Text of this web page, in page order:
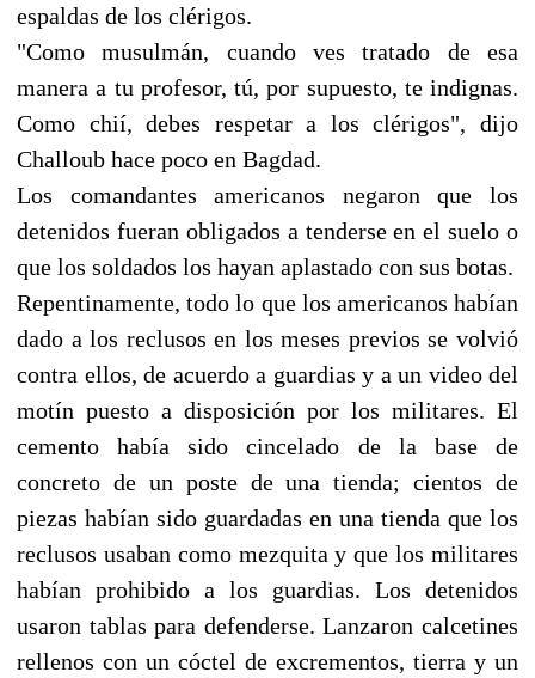
espaldas de los clérigos.
"Como musulmán, cuando ves tratado de esa
manera a tu profesor, tú, por supuesto, te indignas.
Como chií, debes respetar a los clérigos", dijo
Challoub hace poco en Bagdad.
Los comandantes americanos negaron que los
detenidos fueran obligados a tenderse en el suelo o
que los soldados los hayan aplastado con sus botas.
Repentinamente, todo lo que los americanos habían
dado a los reclusos en los meses previos se volvió
contra ellos, de acuerdo a guardias y a un video del
motín puesto a disposición por los militares. El
cemento había sido cincelado de la base de
concreto de un poste de una tienda; cientos de
piezas habían sido guardadas en una tienda que los
reclusos usaban como mezquita y que los militares
habían prohibido a los guardias. Los detenidos
usaron tablas para defenderse. Lanzaron calcetines
rellenos con un cóctel de excrementos, tierra y un